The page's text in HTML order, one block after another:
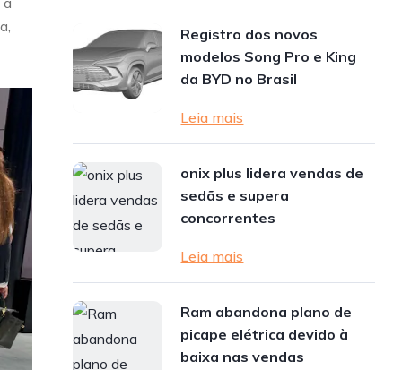
Registro dos novos
modelos Song Pro e King
da BYD no Brasil
Leia mais
onix plus lidera vendas de
sedãs e supera
concorrentes
Leia mais
Ram abandona plano de
picape elétrica devido à
baixa nas vendas